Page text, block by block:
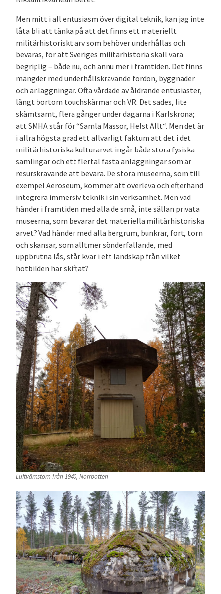
Men mitt i all entusiasm över digital teknik, kan jag inte
låta bli att tänka på att det finns ett materiellt
militärhistoriskt arv som behöver underhållas och
bevaras, för att Sveriges militärhistoria skall vara
begriplig – både nu, och ännu mer i framtiden. Det finns
mängder med underhållskrävande fordon, byggnader
och anläggningar. Ofta vårdade av åldrande entusiaster,
långt bortom touchskärmar och VR. Det sades, lite
skämtsamt, flera gånger under dagarna i Karlskrona;
att SMHA står för “Samla Massor, Helst Allt“. Men det är
i allra högsta grad ett allvarligt faktum att det i det
militärhistoriska kulturarvet ingår både stora fysiska
samlingar och ett flertal fasta anläggningar som är
resurskrävande att bevara. De stora museerna, som till
exempel Aeroseum, kommer att överleva och efterhand
integrera immersiv teknik i sin verksamhet. Men vad
händer i framtiden med alla de små, inte sällan privata
museerna, som bevarar det materiella militärhistoriska
arvet? Vad händer med alla bergrum, bunkrar, fort, torn
och skansar, som alltmer sönderfallande, med
uppbrutna lås, står kvar i ett landskap från vilket
hotbilden har skiftat?
Luftvärnstorn från 1940, Norrbotten